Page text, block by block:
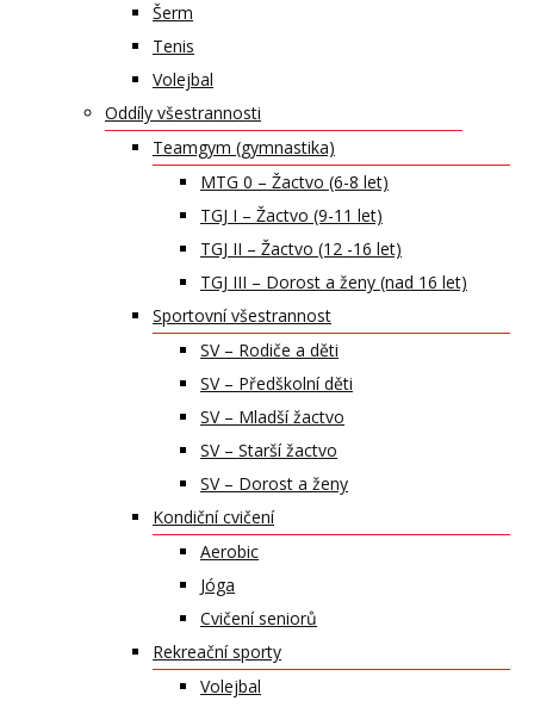
Šerm
Tenis
Volejbal
Oddíly všestrannosti
Teamgym (gymnastika)
MTG 0 – Žactvo (6-8 let)
TGJ I – Žactvo (9-11 let)
TGJ II – Žactvo (12 -16 let)
TGJ III – Dorost a ženy (nad 16 let)
Sportovní všestrannost
SV – Rodiče a děti
SV – Předškolní děti
SV – Mladší žactvo
SV – Starší žactvo
SV – Dorost a ženy
Kondiční cvičení
Aerobic
Jóga
Cvičení seniorů
Rekreační sporty
Volejbal